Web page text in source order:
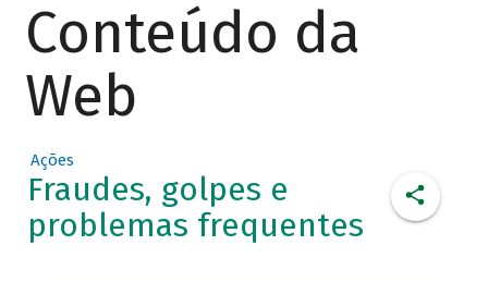
Conteúdo da
Web
Ações
Fraudes, golpes e
problemas frequentes